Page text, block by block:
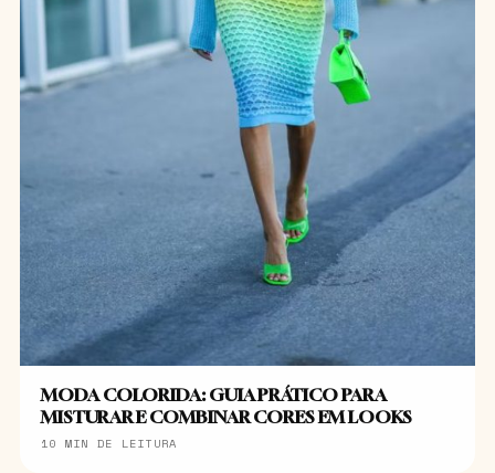
MODA COLORIDA: GUIA PRÁTICO PARA
MISTURAR E COMBINAR CORES EM LOOKS
10 MIN DE LEITURA